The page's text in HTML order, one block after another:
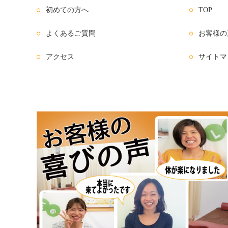
初めての方へ TOP
よくあるご質問 お客様
アクセス サイト